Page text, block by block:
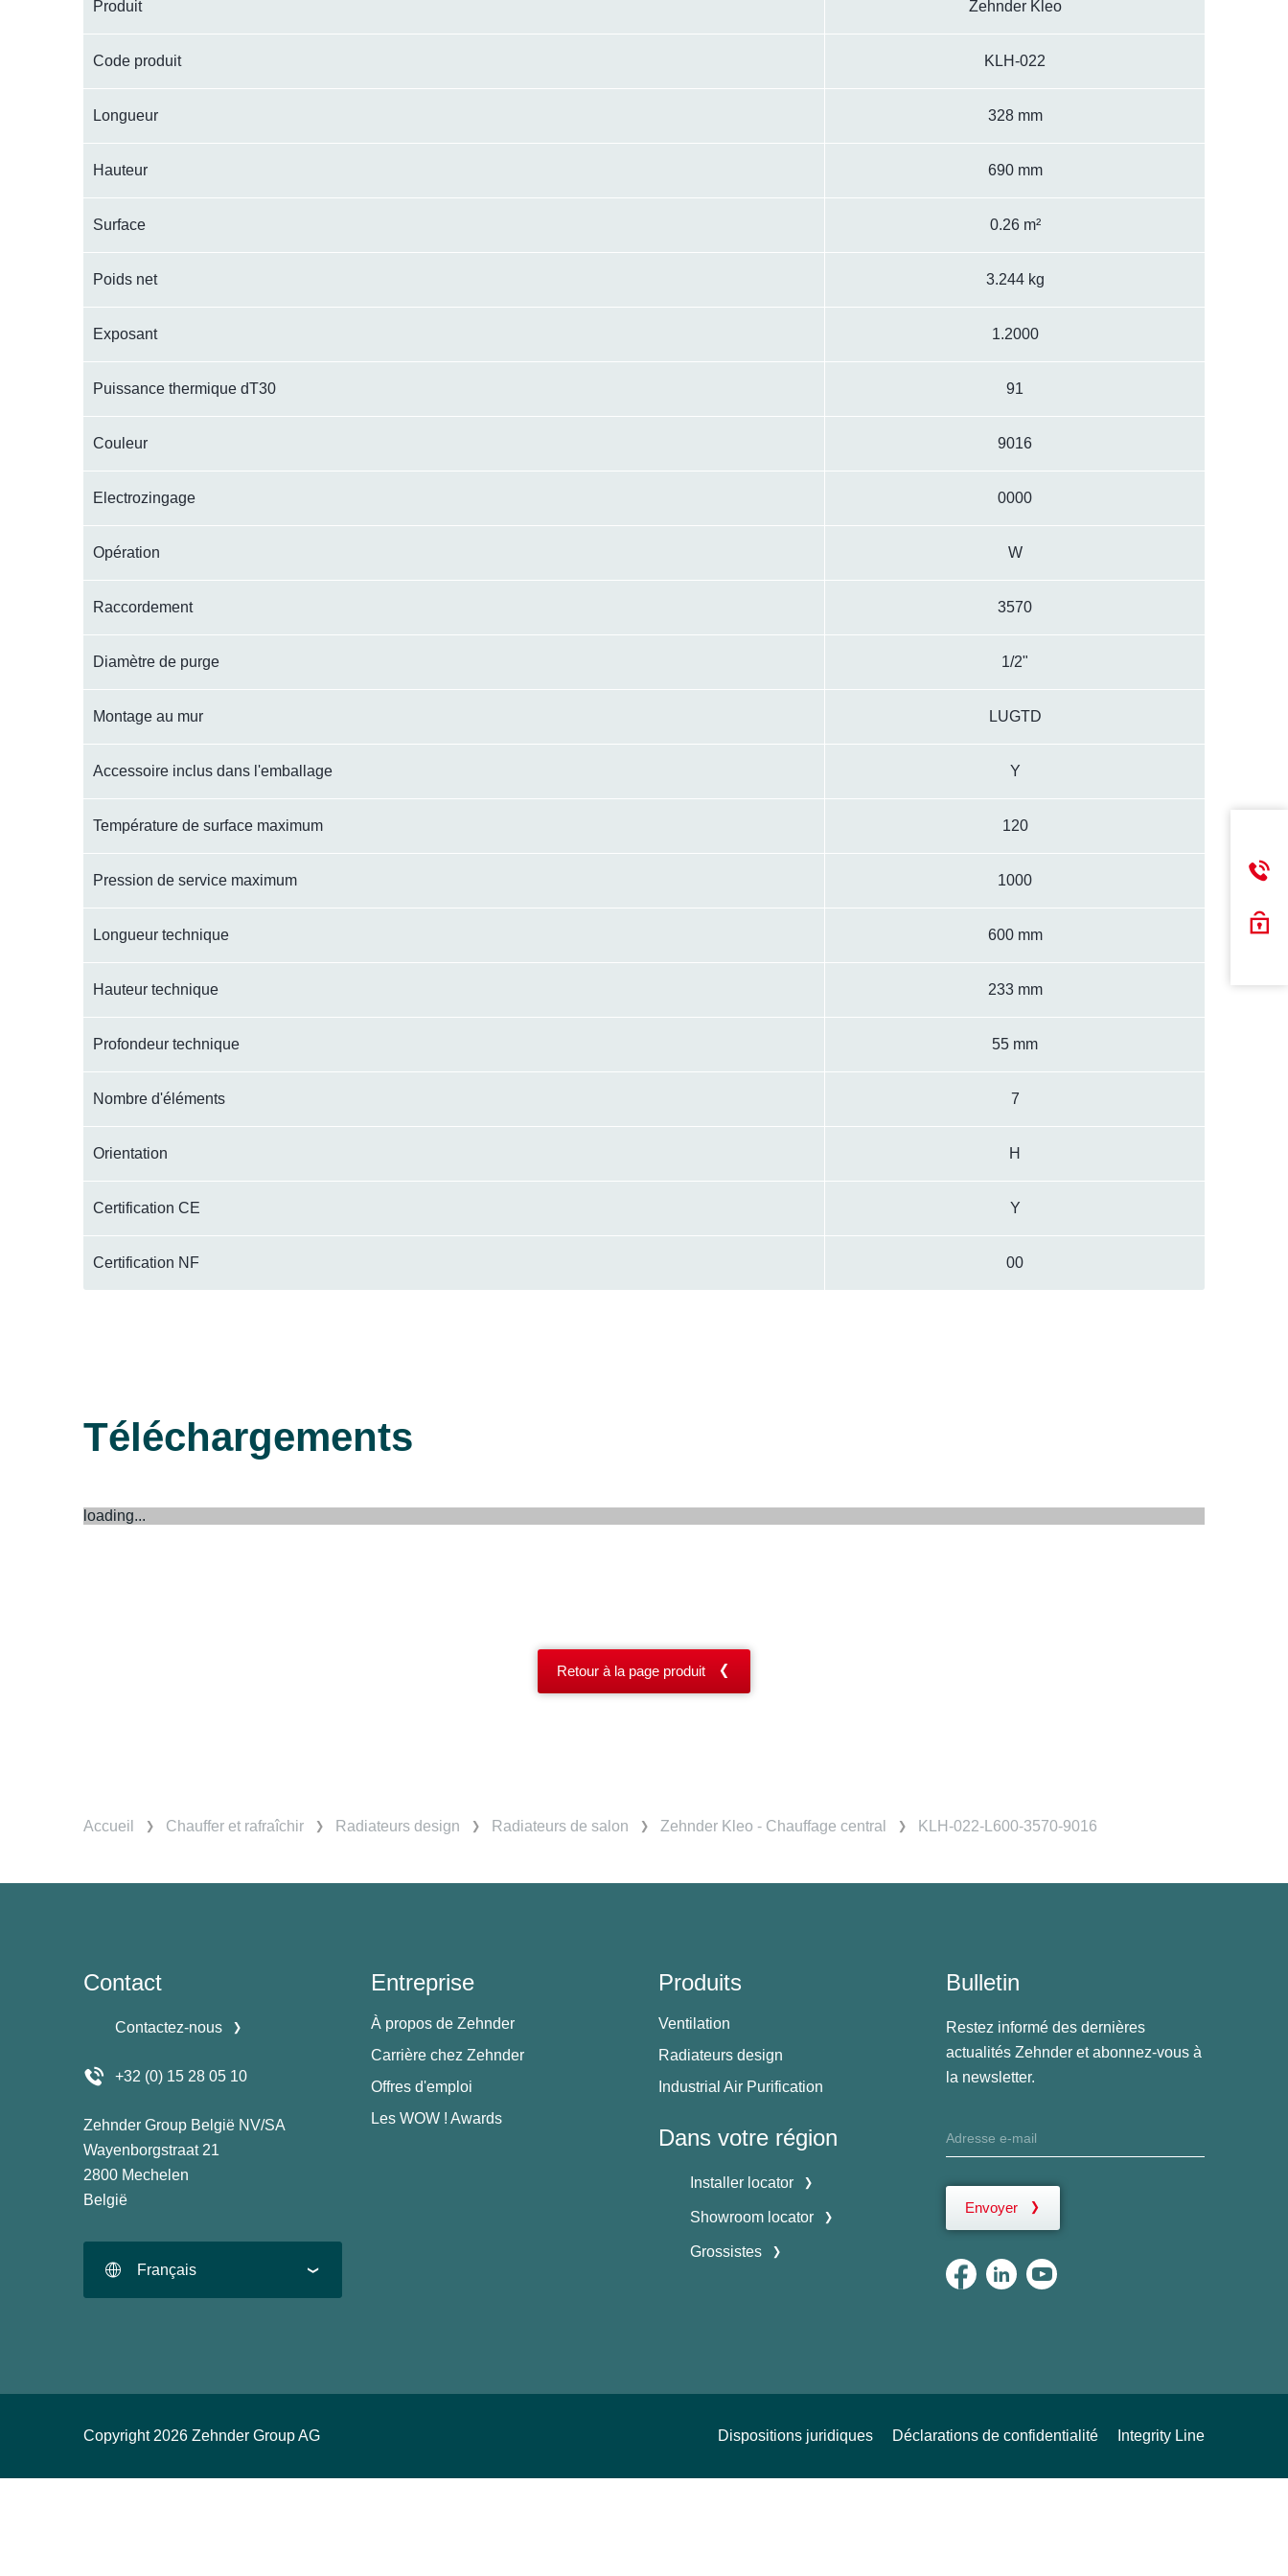
Produit Zehnder Kleo
Code produit KLH-022
Longueur 328 mm
Hauteur 690 mm
Surface 0.26 m²
Poids net 3.244 kg
Exposant 1.2000
Puissance thermique dT30 91
Couleur 9016
Electrozingage 0000
Opération W
Raccordement 3570
Diamètre de purge 1/2"
Montage au mur LUGTD
Accessoire inclus dans l'emballage Y
Température de surface maximum 120
Pression de service maximum 1000
Longueur technique 600 mm
Hauteur technique 233 mm
Profondeur technique 55 mm
Nombre d'éléments 7
Orientation H
Certification CE Y
Certification NF 00
Téléchargements
loading...
Retour à la page produit
Accueil Chauffer et rafraîchir Radiateurs design Radiateurs de salon Zehnder Kleo - Chauffage central KLH-022-L600-3570-9016
Contact
Contactez-nous
+32 (0) 15 28 05 10
Zehnder Group België NV/SA
Wayenborgstraat 21
2800 Mechelen
België
Français
Entreprise
À propos de Zehnder
Carrière chez Zehnder
Offres d'emploi
Les WOW ! Awards
Produits
Ventilation
Radiateurs design
Industrial Air Purification
Dans votre région
Installer locator
Showroom locator
Grossistes
Bulletin
Restez informé des dernières
actualités Zehnder et abonnez-vous à
la newsletter.
Envoyer
Copyright 2026 Zehnder Group AG Dispositions juridiques Déclarations de confidentialité Integrity Line